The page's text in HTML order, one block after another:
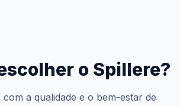
o Spillere?
a qualidade e o bem-estar de